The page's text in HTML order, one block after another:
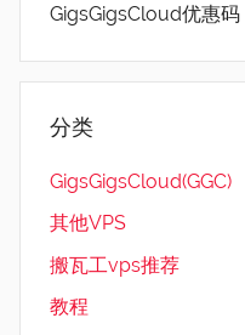
GigsGigsCloud优惠码
分类
GigsGigsCloud(GGC)
其他VPS
搬瓦工vps推荐
教程